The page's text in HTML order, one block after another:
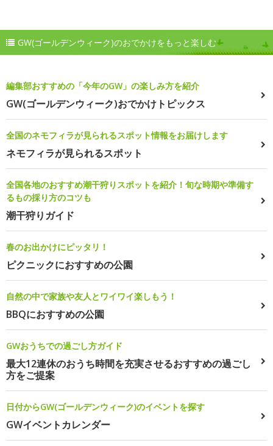
GW(ゴールデンウィーク)のおでかけをもっと楽しむ
編集部おすすめの「今年のGW」の楽しみ方を紹介
GW(ゴールデンウィーク)おでかけトピックス
全国のネモフィラが見られるスポット情報をお届けします
ネモフィラが見られるスポット
全国各地のおすすめ潮干狩りスポットを紹介！旬な時期や準備す
るもの採り方のコツも
潮干狩りガイド
春のお出かけにピッタリ！
ピクニックにおすすめの公園
自然の中で家族や友人とワイワイ楽しもう！
BBQにおすすめの公園
GWおうちでの過ごし方ガイド
最大12連休のおうち時間を充実させるおすすめの過ごし
方をご提案
日付からGW(ゴールデンウィーク)のイベントを探す
GWイベントカレンダー